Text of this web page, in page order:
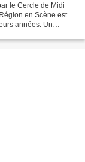
le Cercle de Midi
en Scène est
années. Un